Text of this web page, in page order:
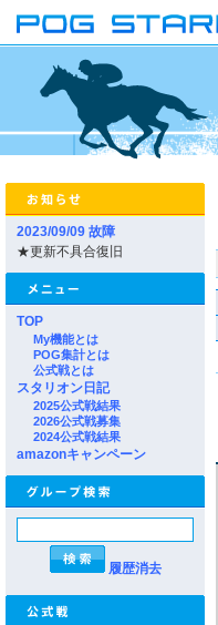
2023/09/09 故障
★更新不具合復旧
TOP
My機能とは
POG集計とは
公式戦とは
スタリオン日記
2025公式戦結果
2026公式戦募集
2024公式戦結果
amazonキャンペーン
履歴消去